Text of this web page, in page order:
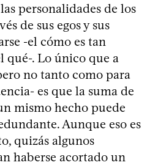
personalidades de los
de sus egos y sus
-el cómo es tan
qué-. Lo único que a
no tanto como para
es que la suma de
mismo hecho puede
Aunque eso es
quizás algunos
haberse acortado un